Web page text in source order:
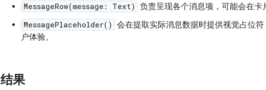
MessageRow(message: Text) 负责呈现各个消息项，可能会在卡
MessagePlaceholder() 会在提取实际消息数据时提供视觉占位
户体验。
结果